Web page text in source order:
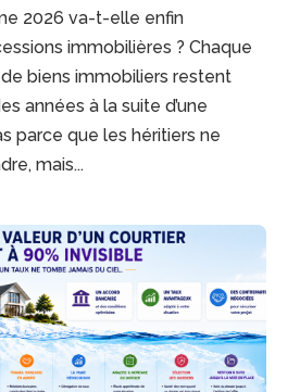
2026 va-t-elle enfin
immobilières ? Chaque
biens immobiliers restent
années à la suite d’une
parce que les héritiers ne
mais...